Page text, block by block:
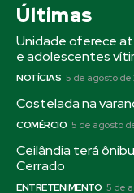
Últimas
Unidade oferece
e adolescentes
NOTÍCIAS 5 de agosto de
Costelada na
COMÉRCIO 5 de agosto
Ceilândia terá
Cerrado
ENTRETENIMENTO 5 de